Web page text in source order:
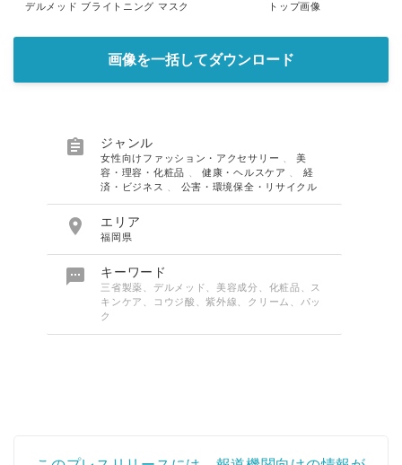
デルメッド ブライトニング マスク トップ画像
画像を一括してダウンロード
 ジャンル
女性向けファッション・アクセサリー 、美
容・理容・化粧品 、健康・ヘルスケア 、 経
済・ビジネス 、 公害・環境保全・リサイクル
 エリア
福岡県
 キーワード
三省製薬、デルメッド、美容成分、化粧品、ス
キンケア、コウジ酸、紫外線、クリーム、パッ
ク